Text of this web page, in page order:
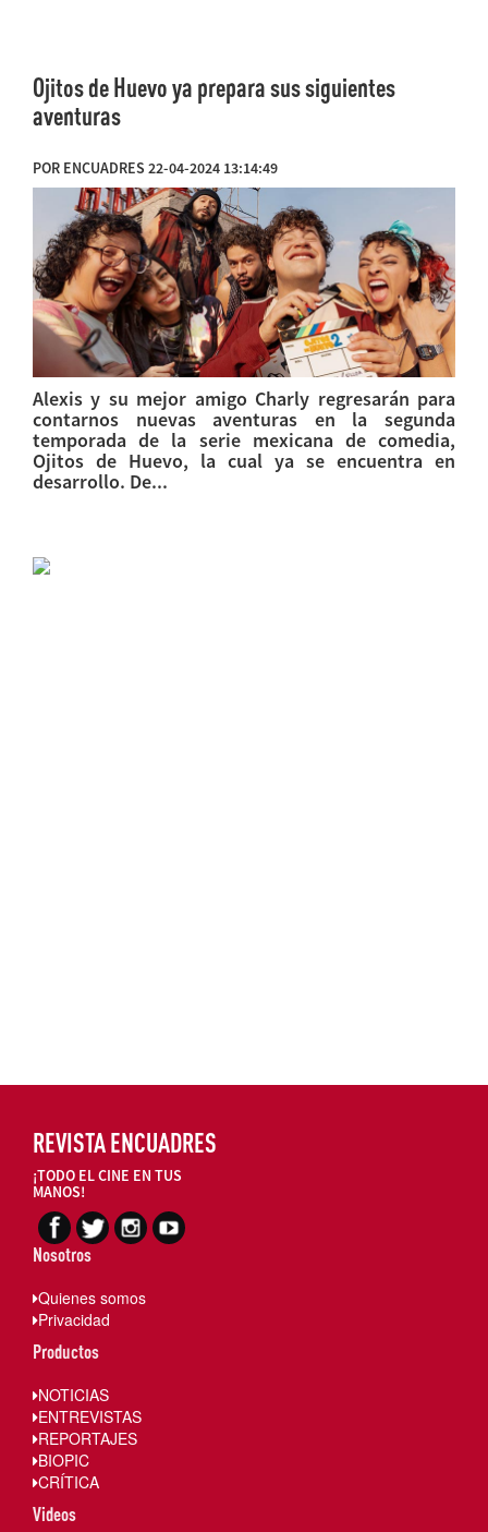
Ojitos de Huevo ya prepara sus siguientes
aventuras
POR ENCUADRES 22-04-2024 13:14:49
Alexis y su mejor amigo Charly regresarán para
contarnos nuevas aventuras en la segunda
temporada de la serie mexicana de comedia,
Ojitos de Huevo, la cual ya se encuentra en
desarrollo. De...
REVISTA ENCUADRES
¡TODO EL CINE EN TUS
MANOS!
Nosotros
Quienes somos
Privacidad
Productos
NOTICIAS
ENTREVISTAS
REPORTAJES
BIOPIC
CRÍTICA
Videos